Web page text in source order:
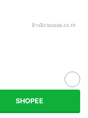
อ้างอิง:lazada.co.th
SHOPEE